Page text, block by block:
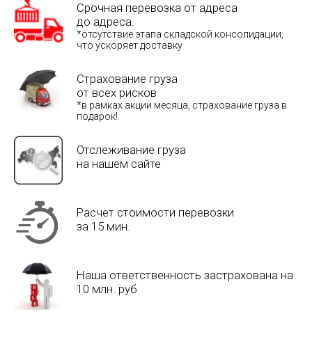
Срочная перевозка от адреса
до адреса.
*отсутствие этапа складской консолидации,
что ускоряет доставку
Страхование груза
от всех рисков
*в рамках акции месяца, страхование груза в
подарок!
Отслеживание груза
на нашем сайте
Расчет стоимости перевозки
за 15 мин.
Наша ответственность застрахована на
10 млн. руб